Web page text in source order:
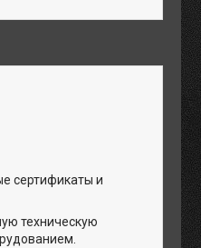
сертификаты и
техническую